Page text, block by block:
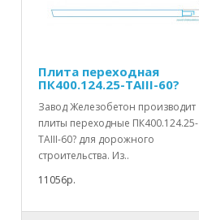
Плита переходная
ПК400.124.25-ТАIII-60?
Завод Железобетон производит
плиты переходные ПК400.124.25-
ТАIII-60? для дорожного
строительства. Из..
11056р.